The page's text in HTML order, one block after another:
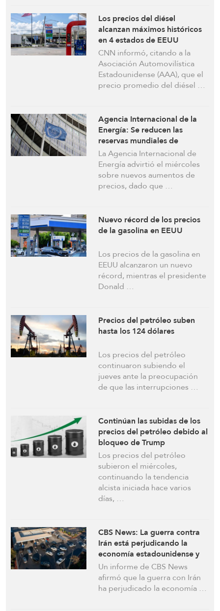
Los precios del diésel
alcanzan máximos históricos
en 4 estados de EEUU
CNN informó, citando a la
Asociación Automovilística
Estadounidense (AAA), que el
precio promedio del diésel …
Agencia Internacional de la
Energía: Se reducen las
reservas mundiales de
petróleo a un ritmo récord. Se
esperan más subidas de los
precios
La Agencia Internacional de
Energía advirtió el miércoles
sobre nuevos aumentos de
precios, dado que …
Nuevo récord de los precios
de la gasolina en EEUU
Los precios de la gasolina en
EEUU alcanzaron un nuevo
récord, mientras el presidente
Donald …
Precios del petróleo suben
hasta los 124 dólares
Los precios del petróleo
continuaron subiendo el
jueves ante la preocupación
de que las interrupciones …
Continúan las subidas de los
precios del petróleo debido al
bloqueo de Trump
Los precios del petróleo
subieron el miércoles,
continuando la tendencia
alcista iniciada hace varios
días, …
CBS News: La guerra contra
Irán está perjudicando la
economía estadounidense y
elevando la inflación y los
precios de la energía
Un informe de CBS News
afirmó que la guerra con Irán
ha perjudicado la economía …